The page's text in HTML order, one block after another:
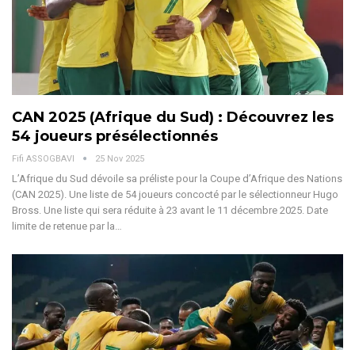
CAN 2025 (Afrique du Sud) : Découvrez les
54 joueurs présélectionnés
Fifi ASSOGBAVI 25 Nov 2025
L’Afrique du Sud dévoile sa préliste pour la Coupe d’Afrique des Nations
(CAN 2025). Une liste de 54 joueurs concocté par le sélectionneur Hugo
Bross. Une liste qui sera réduite à 23 avant le 11 décembre 2025. Date
limite de retenue par la